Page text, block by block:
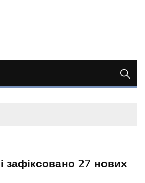
зафіксовано 27 нових